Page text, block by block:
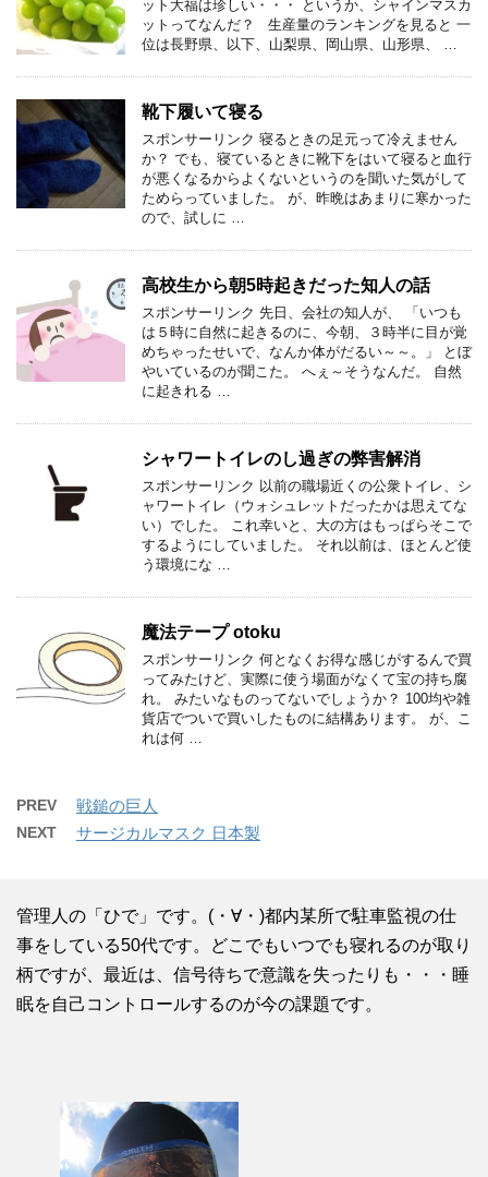
ット大福は珍しい・・・ というか、シャインマスカ
ットってなんだ？ 生産量のランキングを見ると 一
位は長野県、以下、山梨県、岡山県、山形県、 …
靴下履いて寝る
スポンサーリンク 寝るときの足元って冷えません
か？ でも、寝ているときに靴下をはいて寝ると血行
が悪くなるからよくないというのを聞いた気がして
ためらっていました。 が、昨晩はあまりに寒かった
ので、試しに …
高校生から朝5時起きだった知人の話
スポンサーリンク 先日、会社の知人が、 「いつも
は５時に自然に起きるのに、今朝、３時半に目が覚
めちゃったせいで、なんか体がだるい～～。」 とぼ
やいているのが聞こた。 へぇ～そうなんだ。 自然
に起きれる …
シャワートイレのし過ぎの弊害解消
スポンサーリンク 以前の職場近くの公衆トイレ、シ
ャワートイレ（ウォシュレットだったかは思えてな
い）でした。 これ幸いと、大の方はもっぱらそこで
するようにしていました。 それ以前は、ほとんど使
う環境にな …
魔法テープ otoku
スポンサーリンク 何となくお得な感じがするんで買
ってみたけど、実際に使う場面がなくて宝の持ち腐
れ。 みたいなものってないでしょうか？ 100均や雑
貨店でついで買いしたものに結構あります。 が、こ
れは何 …
PREV 戦鎚の巨人
NEXT サージカルマスク 日本製
管理人の「ひで」です。(・∀・)都内某所で駐車監視の仕
事をしている50代です。どこでもいつでも寝れるのが取り
柄ですが、最近は、信号待ちで意識を失ったりも・・・睡
眠を自己コントロールするのが今の課題です。